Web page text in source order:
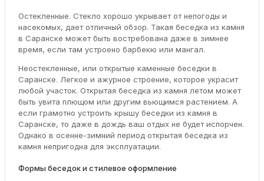
Остекленные. Стекло хорошо укрывает от непогоды и
насекомых, дает отличный обзор. Такая беседка из камня
в Саранске может быть востребована даже в зимнее
время, если там устроено барбекю или мангал.
Неостекленные, или открытые каменные беседки в
Саранске. Легкое и ажурное строение, которое украсит
любой участок. Открытая беседка из камня летом может
быть увита плющом или другим вьющимся растением. А
если грамотно устроить крышу беседки из камня в
Саранске, то даже в дождь ваш отдых не будет испорчен.
Однако в осенне-зимний период открытая беседка из
камня непригодна для эксплуатации.
Формы беседок и стилевое оформление